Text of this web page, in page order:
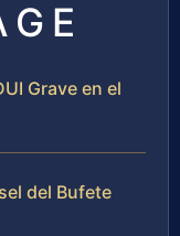
Grave en el
del Bufete